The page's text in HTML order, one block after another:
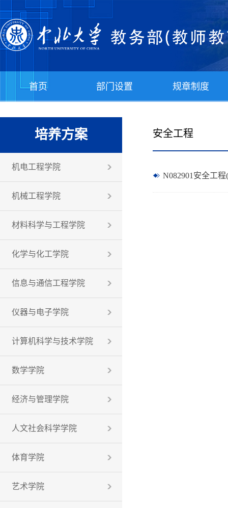
首页 部门设置 规章制度
培养方案
机电工程学院
机械工程学院
材料科学与工程学院
化学与化工学院
信息与通信工程学院
仪器与电子学院
计算机科学与技术学院
数学学院
经济与管理学院
人文社会科学学院
体育学院
艺术学院
安全工程
N082901安全工程